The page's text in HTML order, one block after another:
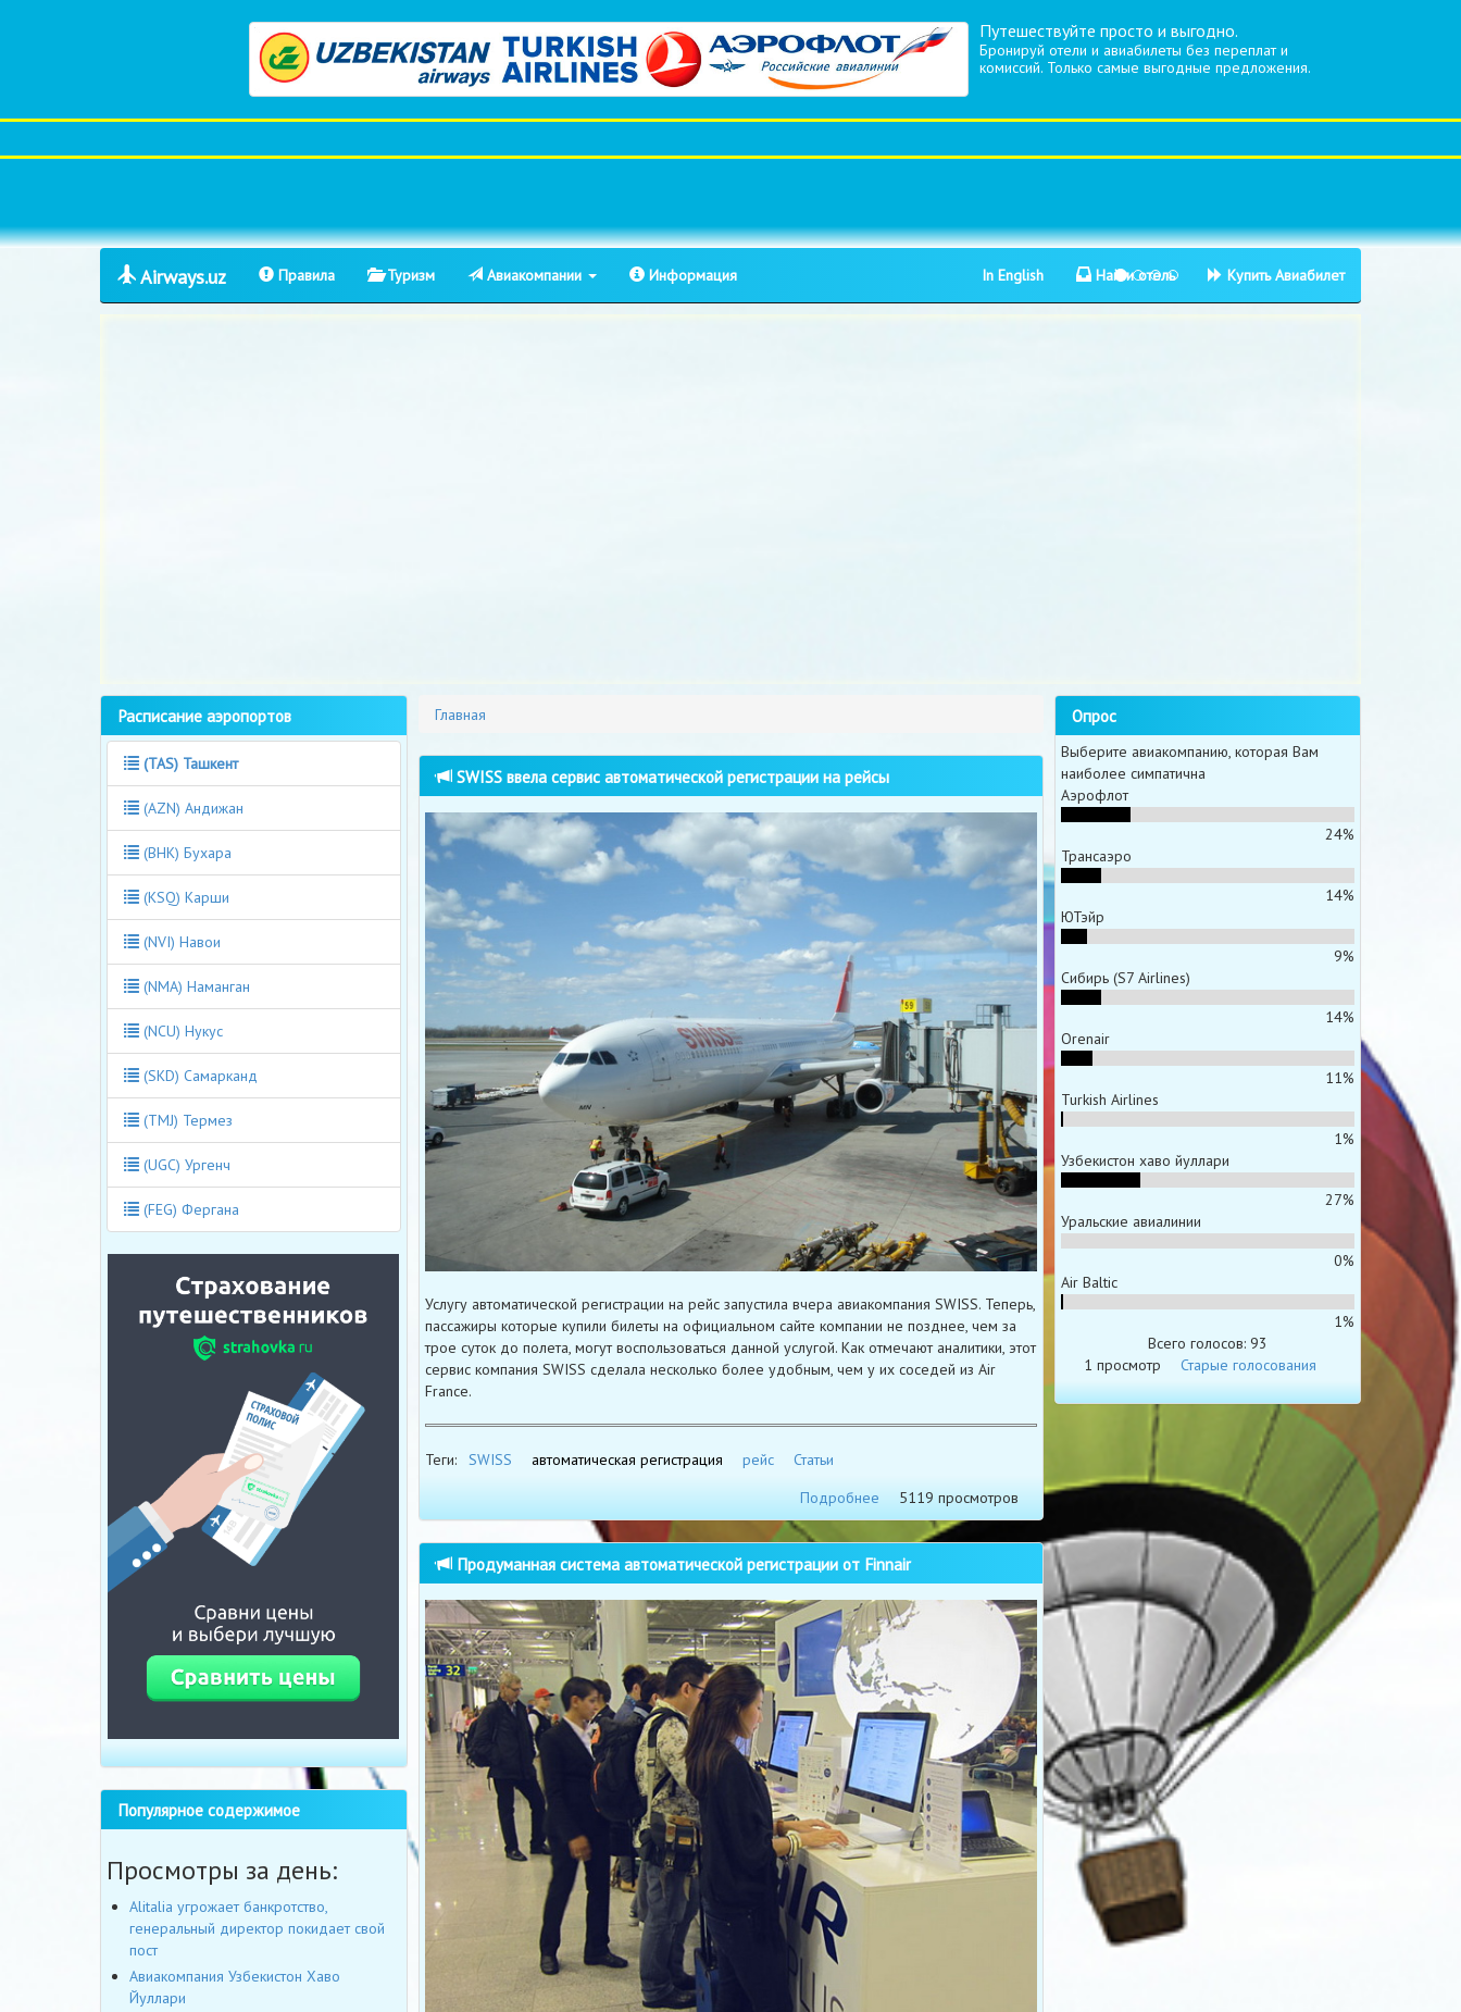
Путешествуйте просто и выгодно.
Бронируй отели и авиабилеты без переплат и
комиссий. Только самые выгодные предложения.
Airways.uz Правила Туризм Авиакомпании Информация In English Найти отель Купить Авиабилет
Главная
SWISS ввела сервис автоматической регистрации на рейсы
Услугу автоматической регистрации на рейс запустила вчера авиакомпания SWISS. Теперь,
пассажиры которые купили билеты на официальном сайте компании не позднее, чем за
трое суток до полета, могут воспользоваться данной услугой. Как отмечают аналитики, этот
сервис компания SWISS сделала несколько более удобным, чем у их соседей из Air
France.
Теги: SWISS автоматическая регистрация рейс
Статьи
Подробнее
5119 просмотров
Продуманная система автоматической регистрации от Finnair
Расписание аэропортов
(TAS) Ташкент
(AZN) Андижан
(BHK) Бухара
(KSQ) Карши
(NVI) Навои
(NMA) Наманган
(NCU) Нукус
(SKD) Самарканд
(TMJ) Термез
(UGC) Ургенч
(FEG) Фергана
Популярное содержимое
Просмотры за день:
Alitalia угрожает банкротство,
генеральный директор покидает свой
пост
Авиакомпания Узбекистон Хаво
Йуллари
Опрос
Выберите авиакомпанию, которая Вам
наиболее симпатична
Аэрофлот
24%
Трансаэро
14%
ЮТэйр
9%
Сибирь (S7 Airlines)
14%
Orenair
11%
Turkish Airlines
1%
Узбекистон хаво йуллари
27%
Уральские авиалинии
0%
Air Baltic
1%
Всего голосов: 93
1 просмотр
Старые голосования